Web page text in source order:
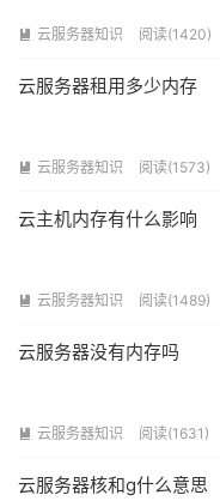
 云服务器知识 阅读(1420)
云服务器租用多少内存
 云服务器知识 阅读(1573)
云主机内存有什么影响
 云服务器知识 阅读(1489)
云服务器没有内存吗
 云服务器知识 阅读(1631)
云服务器核和g什么意思